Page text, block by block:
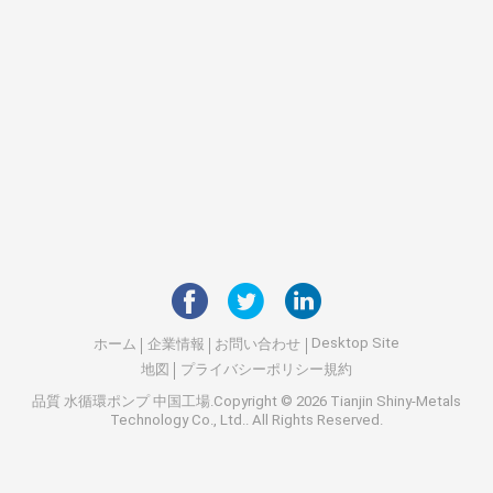
ホーム 企業情報 お問い合わせ
Desktop Site
地図
プライバシーポリシー規約
品質 水循環ポンプ中国工場.Copyright © 2026 Tianjin Shiny-Metals
Technology Co., Ltd.. All Rights Reserved.